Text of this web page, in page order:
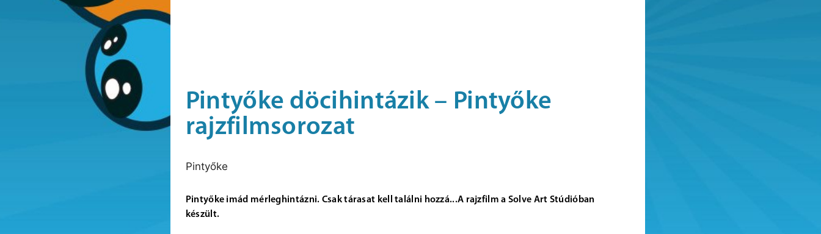
Pintyőke döcihintázik – Pintyőke
rajzfilmsorozat
Pintyőke
Pintyőke imád mérleghintázni. Csak tárasat kell találni hozzá...A rajzfilm a Solve Art Stúdióban
készült.